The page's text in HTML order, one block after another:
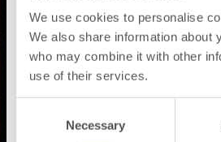
We use cookies to personalise
We also share information about
who may combine it with other
use of their services.
Necessary
Bestel gerust